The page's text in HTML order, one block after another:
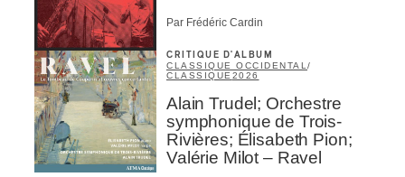
Par Frédéric Cardin
CRITIQUE D'ALBUM
CLASSIQUE OCCIDENTAL /
CLASSIQUE 2026
Alain Trudel; Orchestre
symphonique de Trois-
Rivières; Élisabeth Pion;
Valérie Milot – Ravel